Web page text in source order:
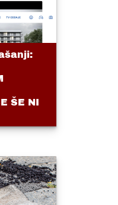
ŠE NI